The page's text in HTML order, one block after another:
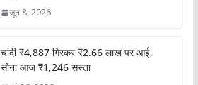
जून 8, 2026
चांदी ₹4,887 गिरकर ₹2.66 लाख पर आई,
सोना आज ₹1,246 सस्ता